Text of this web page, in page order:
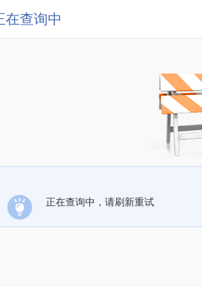
在查询中
正在查询中，请刷新重试